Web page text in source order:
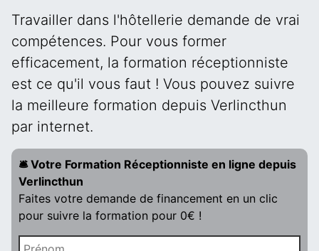
Travailler dans l'hôtellerie demande de vrai
compétences. Pour vous former
efficacement, la formation réceptionniste
est ce qu'il vous faut ! Vous pouvez suivre
la meilleure formation depuis Verlincthun
par internet.
🛎️ Votre Formation Réceptionniste en ligne depuis
Verlincthun
Faites votre demande de financement en un clic
pour suivre la formation pour 0€ !